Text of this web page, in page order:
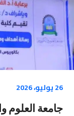
26 يوليو، 2026
جامعة العلوم